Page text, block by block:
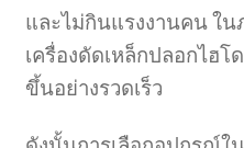
และไม่กินแรงงานคน ใน
เครื่องดัดเหล็กปลอกไฮโ
ขึ้นอย่างรวดเร็ว